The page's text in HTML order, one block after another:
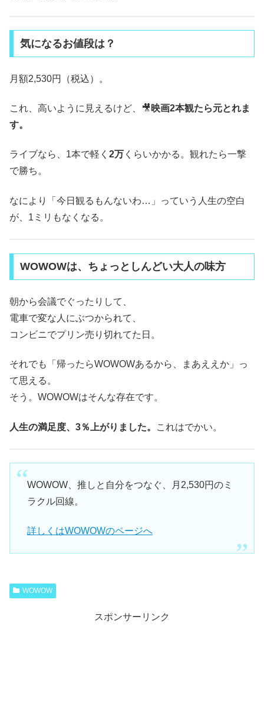
気になるお値段は？
月額2,530円（税込）。
これ、高いように見えるけど、🎥 映画2本観たら元とれま
す。
ライブなら、1本で軽く 2万 くらいかかる。観れたら一撃
で勝ち。
なにより「今日観るもんないわ…」っていう人生の空白
が、1ミリもなくなる。
WOWOWは、ちょっとしんどい大人の味方
朝から会議でぐったりして、
電車で変な人にぶつかられて、
コンビニでプリン売り切れてた日。
それでも「帰ったらWOWOWあるから、まあええか」っ
て思える。
そう。WOWOWはそんな存在です。
人生の満足度、3％上がりました。 これはでかい。
WOWOW、推しと自分をつなぐ、月2,530円のミ
ラクル回線。
詳しくはWOWOWのページへ
WOWOW
スポンサーリンク